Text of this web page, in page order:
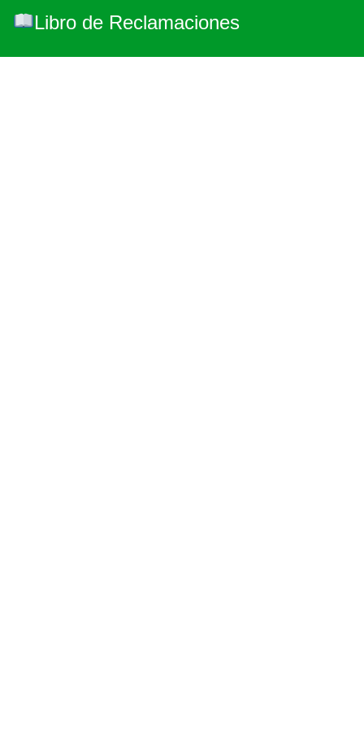
Libro de Reclamaciones